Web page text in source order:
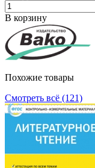
В корзину
Похожие товары
Смотреть всё (121)